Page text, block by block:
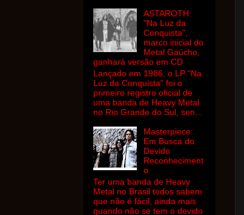
ASTAROTH:
"Na Luz da
Conquista",
marco inicial do
Metal Gaúcho,
ganhará versão em CD
Lançado em 1986, o LP "Na
Luz da Conquista" foi o
primeiro registro oficial de
uma banda de Heavy Metal
no Rio Grande do Sul, sen...
Masterpiece:
Em Busca do
Devido
Reconheciment
o
Ter uma banda de Heavy
Metal no Brasil todos sabem
que não é fácil, ainda mais
quando não se tem o devido